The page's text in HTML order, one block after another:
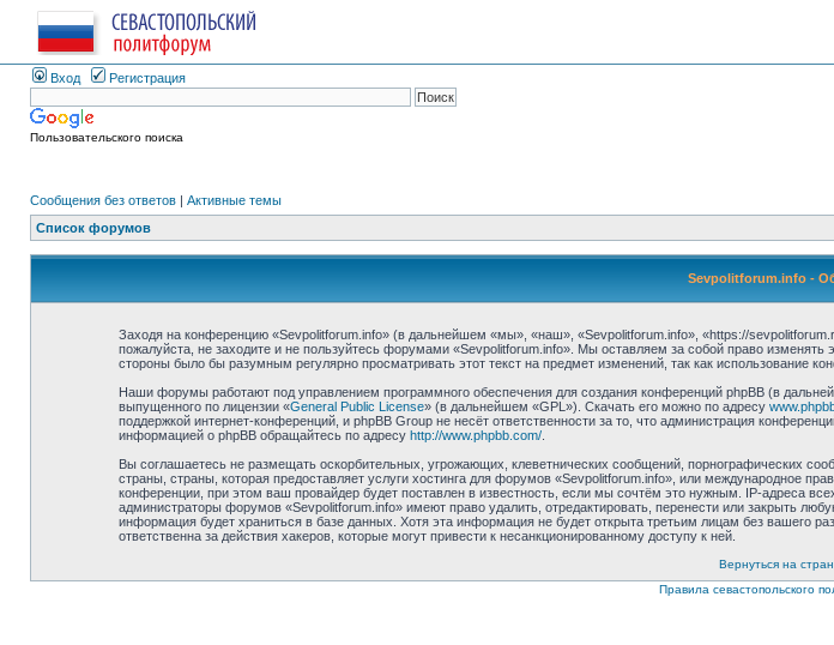
Вход Регистрация
Пользовательского поиска
Сообщения без ответов | Активные темы
Список форумов
Sevpolitforum.info -
Заходя на конференцию «Sevpolitforum.info» (в дальнейшем «мы», «наш», «Sevpolitforum.info», «https://
пожалуйста, не заходите и не пользуйтесь форумами «Sevpolitforum.info». Мы оставляем за собой право
стороны было бы разумным регулярно просматривать этот текст на предмет изменений, так как использование
Наши форумы работают под управлением программного обеспечения для создания конференций phpBB (в
выпущенного по лицензии «General Public License» (в дальнейшем «GPL»). Скачать его можно по адресу
поддержкой интернет-конференций, и phpBB Group не несёт ответственности за то, что администрация
информацией о phpBB обращайтесь по адресу http://www.phpbb.com/.
Вы соглашаетесь не размещать оскорбительных, угрожающих, клеветнических сообщений, порнографических
страны, страны, которая предоставляет услуги хостинга для форумов «Sevpolitforum.info», или международное
конференции, при этом ваш провайдер будет поставлен в известность, если мы сочтём это нужным. IP-адреса
администраторы форумов «Sevpolitforum.info» имеют право удалить, отредактировать, перенести или закрыть
информация будет храниться в базе данных. Хотя эта информация не будет открыта третьим лицам без вашего
ответственна за действия хакеров, которые могут привести к несанкционированному доступу к ней.
Вернуться на
Правила севастопольского